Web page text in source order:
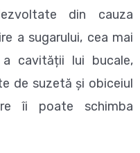
din cauza
a sugarului, cea mai
cavității lui bucale,
de suzetă și obiceiul
îi poate schimba